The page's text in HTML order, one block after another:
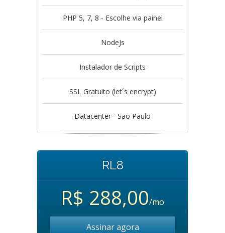
PHP 5, 7, 8 - Escolhe via painel
NodeJs
Instalador de Scripts
SSL Gratuito (let´s encrypt)
Datacenter - São Paulo
RL8
R$ 288,00/mo
Assinar agora